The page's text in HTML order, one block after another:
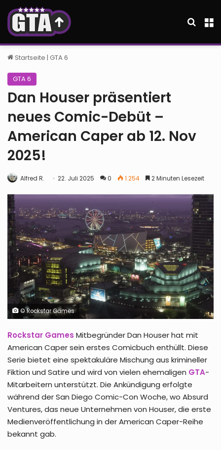
Startseite | GTA 6
GTA 6
Dan Houser präsentiert
neues Comic-Debüt –
American Caper ab 12. Nov
2025!
Alfred R. 22. Juli 2025 0 1.254 2 Minuten Lesezeit
© Rockstar Games
Rockstar Games Mitbegründer Dan Houser hat mit
American Caper sein erstes Comicbuch enthüllt. Diese
Serie bietet eine spektakuläre Mischung aus krimineller
Fiktion und Satire und wird von vielen ehemaligen GTA-
Mitarbeitern unterstützt. Die Ankündigung erfolgte
während der San Diego Comic-Con Woche, wo Absurd
Ventures, das neue Unternehmen von Houser, die erste
Medienveröffentlichung in der American Caper-Reihe
bekannt gab.